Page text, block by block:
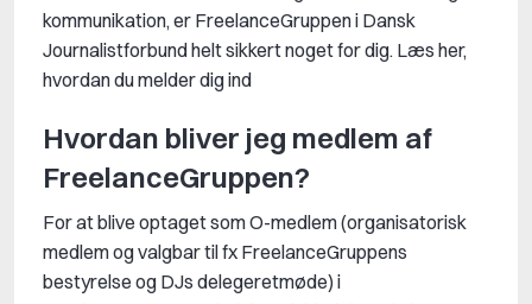
kommunikation, er FreelanceGruppen i Dansk
Journalistforbund helt sikkert noget for dig. Læs her,
hvordan du melder dig ind
Hvordan bliver jeg medlem af
FreelanceGruppen?
For at blive optaget som O-medlem (organisatorisk
medlem og valgbar til fx FreelanceGruppens
bestyrelse og DJs delegeretmøde) i